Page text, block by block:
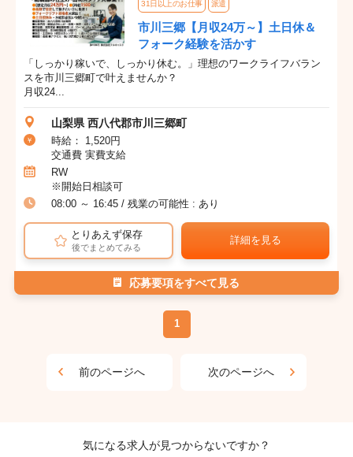
31日以上のお仕事 派遣
市川三郷【月収24万～】土日休＆
フォーク経験を活かす
「しっかり稼いで、しっかり休む。」理想のワークライフバラン
スを市川三郷町で叶えませんか？
月収24...
山梨県 西八代郡市川三郷町
時給： 1,520円
交通費 実費支給
RW
※開始日相談可
08:00 ～ 16:45 / 残業の可能性 : あり
とりあえず保存
後でまとめてみる
詳細を見る
応募要項をすべて見る
1
前のページへ 次のページへ
気になる求人が見つからないですか？